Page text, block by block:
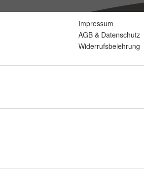
Impressum
AGB & Datenschutz
Widerrufsbelehrung